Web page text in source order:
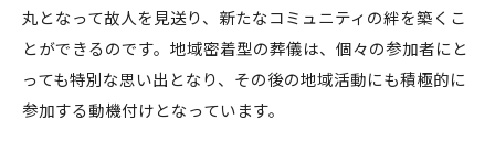
丸となって故人を見送り、新たなコミュニティの絆を築くこ
とができるのです。地域密着型の葬儀は、個々の参加者にと
っても特別な思い出となり、その後の地域活動にも積極的に
参加する動機付けとなっています。